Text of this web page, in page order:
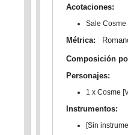
Acotaciones:
Sale
Métrica:
Composición
Personajes:
1 x Cosme
Instrumentos:
[Sin